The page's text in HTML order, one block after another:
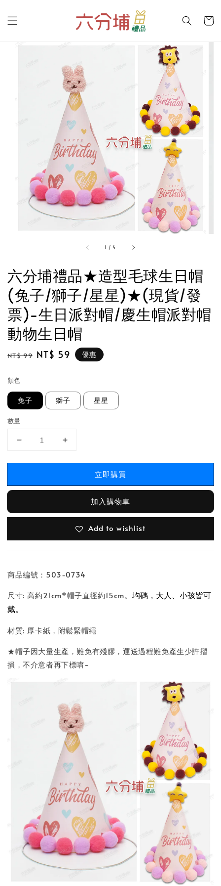
1 /4
六分埔禮品★造型毛球生日帽
(兔子/獅子/星星)★(現貨/發
票)-生日派對帽/慶生帽派對帽
動物生日帽
Regular
NT$ 99 Sale
NT$ 59 優惠
顏色
兔子 獅子 星星
數量
立即購買
加入購物車
Add to wishlist
商品編號：503-0734
尺寸: 高約21cm*帽子直徑約15cm。 均碼，大人、小孩皆可
戴。
材質: 厚卡紙，附鬆緊帽繩
★帽子因大量生產，難免有殘膠，運送過程難免產生少許摺
損，不介意者再下標唷~